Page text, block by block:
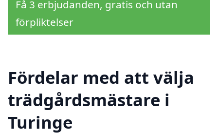
Få 3 erbjudanden, gratis och utan
förpliktelser
Fördelar med att välja
trädgårdsmästare i
Turinge